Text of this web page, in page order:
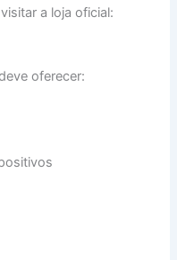
a loja oficial:
oferecer: